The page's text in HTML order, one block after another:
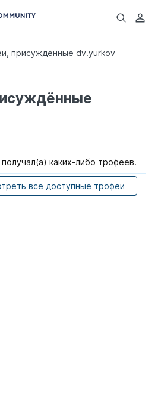
присуждённые dv.yurkov
каких-либо трофеев.
все доступные трофеи